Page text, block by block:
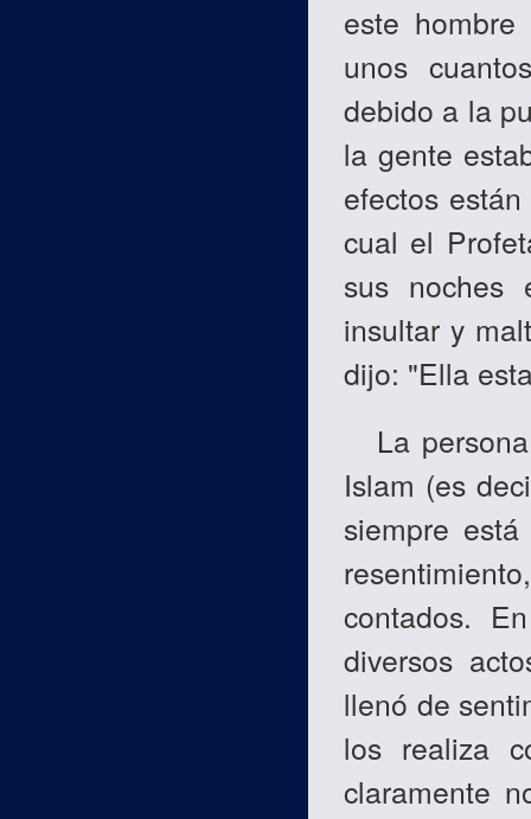
este
unos
debido a la
la gente
efectos
cual el
sus noches
insultar y
dijo: "Ella
La
Islam (es
siempre
contados.
diversos
llenó de
los realiza
claramente